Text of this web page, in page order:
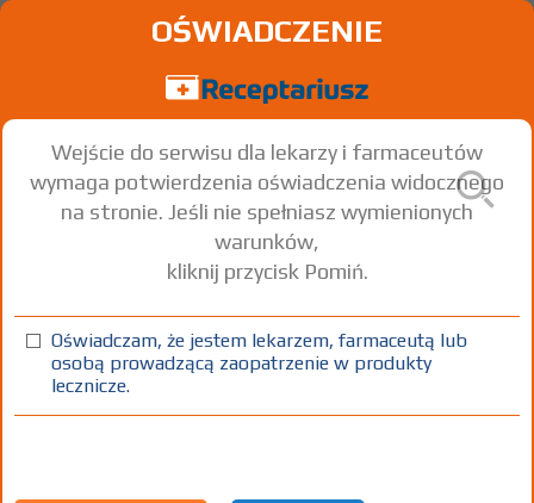
® ; -WZF
Cetirizine dihydrochloride
krople doustne 10 mg/ml 1 fl. 10 ml Doustnie
100%
30%(1) 75+(2) DZ(3)
OŚWIADCZENIE
Wejście do serwisu dla lekarzy i farmaceutów
wymaga potwierdzenia oświadczenia widocznego
na stronie. Jeśli nie spełniasz wymienionych
warunków,
kliknij przycisk Pomiń.
Oświadczam, że jestem lekarzem, farmaceutą lub
osobą prowadzącą zaopatrzenie w produkty
lecznicze.